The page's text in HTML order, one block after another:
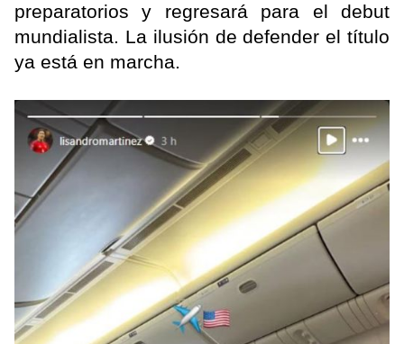
preparatorios y regresará para el debut
mundialista. La ilusión de defender el título
ya está en marcha.